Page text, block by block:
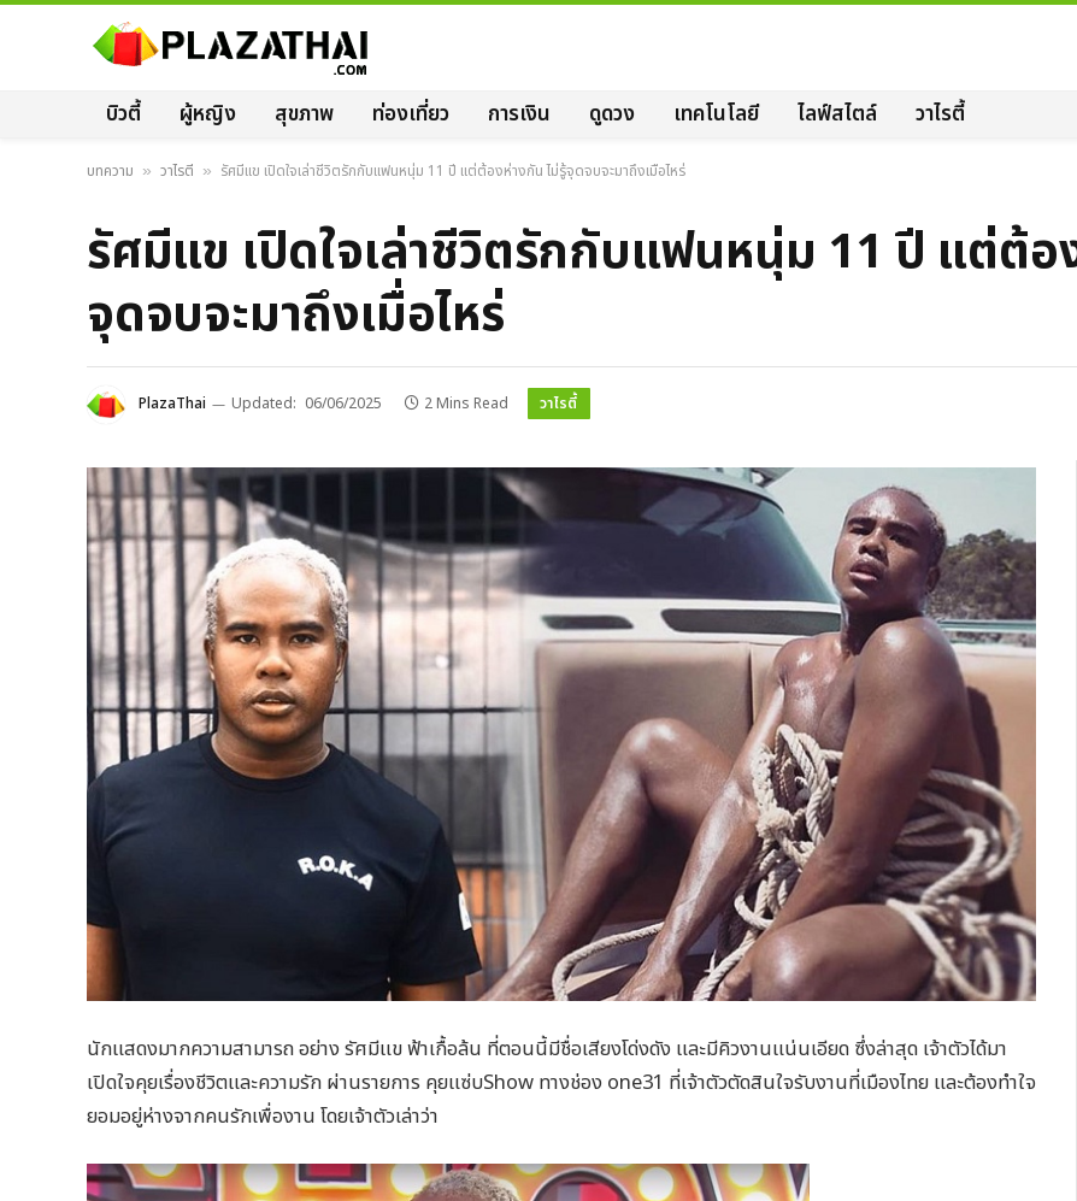
บิวตี้ ผู้หญิง สุขภาพ ท่องเที่ยว การเงิน ดูดวง เทคโนโลยี ไลฟ์สไตล์ วาไรตี้
บทความ » วาไรตี้ » รัศมีแข เปิดใจเล่าชีวิตรักกับแฟนหนุ่ม 11 ปี แต่ต้องห่างกัน ไม่รู้จุดจบจะมาถึงเมื่อไหร่
รัศมีแข เปิดใจเล่าชีวิตรักกับแฟนหนุ่ม 11 ปี แต่ต้อ
จุดจบจะมาถึงเมื่อไหร่
PlazaThai Updated: 06/06/2025 2 Mins Read วาไรตี้
นักแสดงมากความสามารถ อย่าง รัศมีแข ฟ้าเกื้อล้น ที่ตอนนี้มีชื่อเสียงโด่งดัง และมีคิวงานแน่นเอียด ซึ่งล่าสุด เจ้าตัวได้มา
เปิดใจคุยเรื่องชีวิตและความรัก ผ่านรายการ คุยแซ่บShow ทางช่อง one31 ที่เจ้าตัวตัดสินใจรับงานที่เมืองไทย และต้องทำใจ
ยอมอยู่ห่างจากคนรักเพื่องาน โดยเจ้าตัวเล่าว่า